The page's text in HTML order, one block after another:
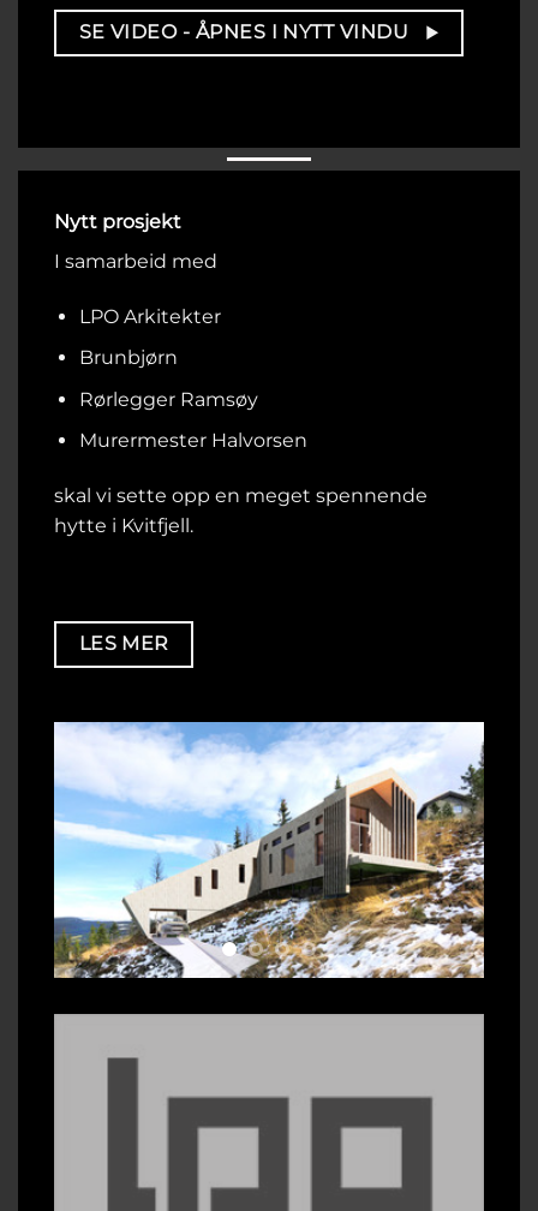
SE VIDEO - ÅPNES I NYTT VINDU
Nytt prosjekt
I samarbeid med
LPO Arkitekter
Brunbjørn
Rørlegger Ramsøy
Murermester Halvorsen
skal vi sette opp en meget spennende
hytte i Kvitfjell.
LES MER